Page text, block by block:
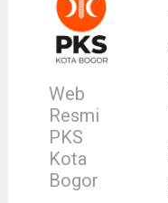
Web
Resmi
PKS
Kota
Bogor